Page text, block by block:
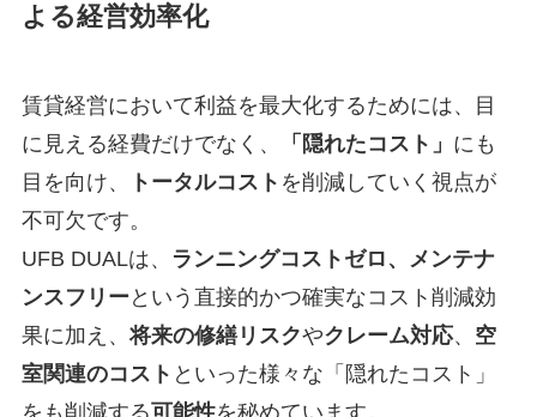
よる経営効率化
賃貸経営において利益を最大化するためには、目
に見える経費だけでなく、
「隠れたコスト」 にも
目を向け、
トータルコスト を削減していく視点が
不可欠です。
UFB DUALは、
ランニングコストゼロ、メンテナ
ンスフリー という直接的かつ確実なコスト削減効
果に加え、 将来の修繕リスクやクレーム対応、 空
室関連のコスト といった様々な「隠れたコスト」
をも削減する可能性を秘めています。